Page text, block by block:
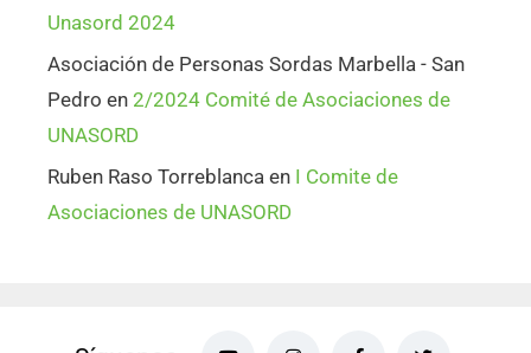
Unasord 2024
Asociación de Personas Sordas Marbella - San
Pedro en 2/2024 Comité de Asociaciones de
UNASORD
Ruben Raso Torreblanca en I Comite de
Asociaciones de UNASORD